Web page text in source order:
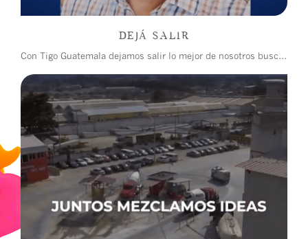
DEJÁ SALIR
Con Tigo Guatemala dejamos salir lo mejor de nosotros buscando dar luz en un momento de oscuridad.